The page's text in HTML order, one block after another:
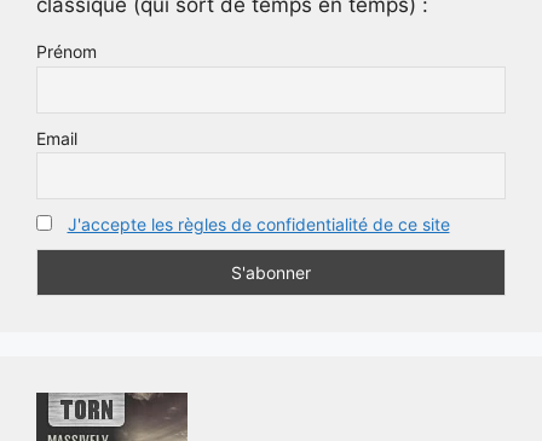
classique (qui sort de temps en temps) :
Prénom
Email
J'accepte les règles de confidentialité de ce site